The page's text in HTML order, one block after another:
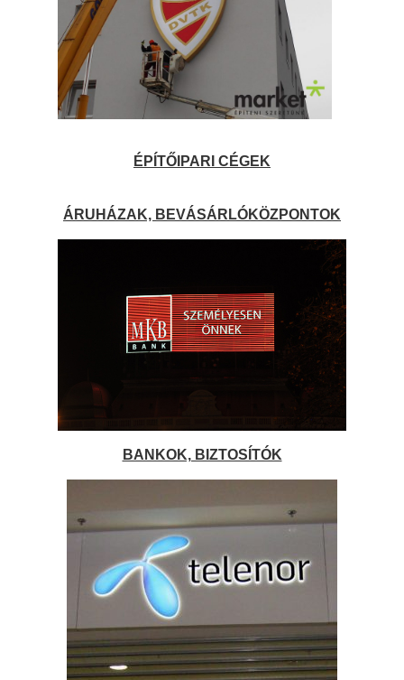
ÉPÍTŐIPARI CÉGEK
ÁRUHÁZAK, BEVÁSÁRLÓKÖZPONTOK
BANKOK, BIZTOSÍTÓK